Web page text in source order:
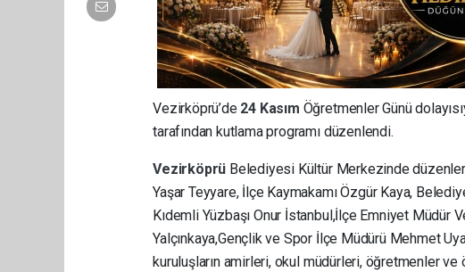
Vezirköprü’de 24 Kasım Öğretmenler Günü
tarafından kutlama programı düzenlendi.
Vezirköprü Belediyesi Kültür Merkezinde
Yaşar Teyyare, İlçe Kaymakamı Özgür Kaya,
Kıdemli Yüzbaşı Onur İstanbul,İlçe Emniyet Müdür
Yalçınkaya,Gençlik ve Spor İlçe Müdürü Mehmet
kuruluşların amirleri, okul müdürleri, öğretmenler ve